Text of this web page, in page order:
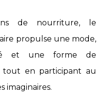
de nourriture, le
propulse une mode,
et une forme de
tout en participant au
imaginaires.